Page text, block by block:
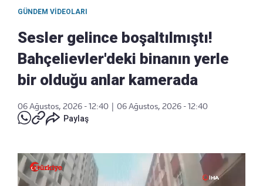
GÜNDEM VIDEOLARI
Sesler gelince boşaltılmıştı!
Bahçelievler'deki binanın yerle
bir olduğu anlar kamerada
06 Ağustos, 2026 - 12:40
06 Ağustos, 2026 - 12:40
Paylaş